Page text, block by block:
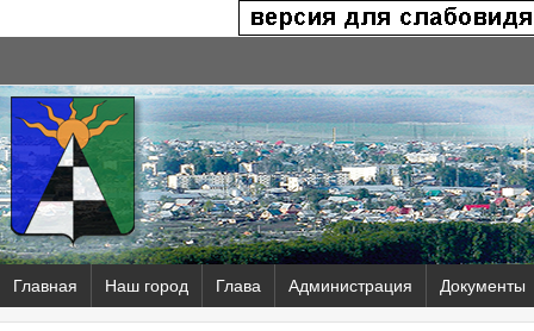
Главная Наш город Глава Администрация Документы